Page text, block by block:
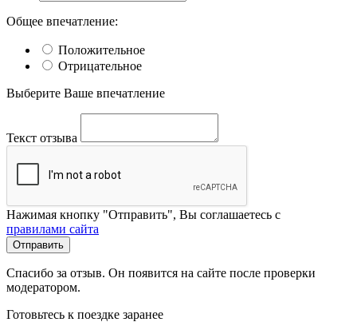
Общее впечатление:
Положительное
Отрицательное
Выберите Ваше впечатление
Текст отзыва
Нажимая кнопку "Отправить", Вы соглашаетесь с
правилами сайта
Отправить
Спасибо за отзыв. Он появится на сайте после проверки
модератором.
Готовьтесь к поездке заранее